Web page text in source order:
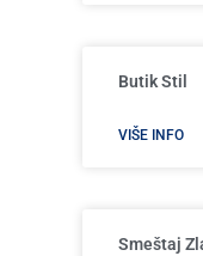
Butik Stil
VIŠE INFO
Smeštaj